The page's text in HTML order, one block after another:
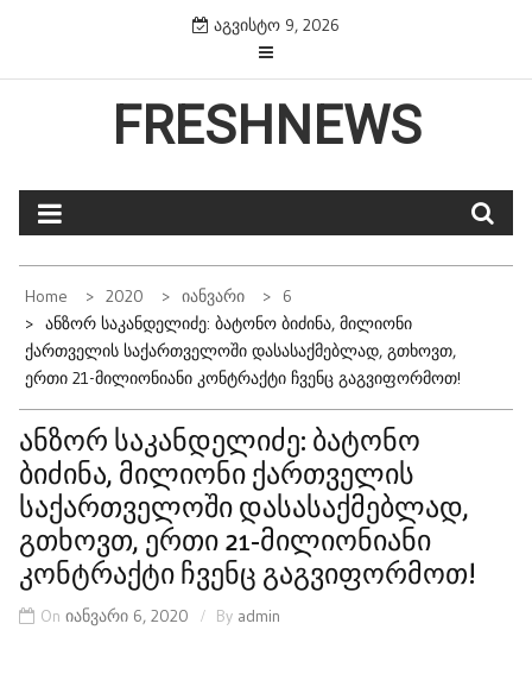
content
აგვისტო 9, 2026
FRESHNEWS
Home 2020 Იანვარი
6
Ანზორ Საკანდელიძე: Ბატონო Ბიძინა, Მილიონი
Ქართველის Საქართველოში Დასასაქმებლად, Გთხოვთ,
Ერთი 21-Მილიონიანი Კონტრაქტი Ჩვენც Გაგვიფორმოთ!
ანზორ საკანდელიძე: ბატონო
ბიძინა, მილიონი ქართველის
საქართველოში დასასაქმებლად,
გთხოვთ, ერთი 21-მილიონიანი
კონტრაქტი ჩვენც გაგვიფორმოთ!
On იანვარი 6, 2020 By admin